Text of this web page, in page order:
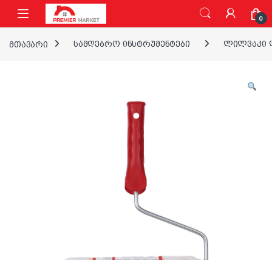
ნავიგაციაზე გადასვლა
შინაარსზე გადასვლა
0
მთავარი სამღებრო ინსტრუმენტები ლილვაკი